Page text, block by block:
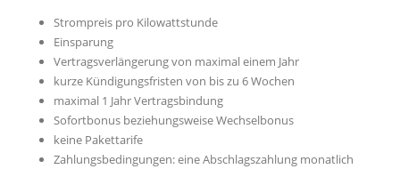
Strompreis pro Kilowattstunde
Einsparung
Vertragsverlängerung von maximal einem Jahr
kurze Kündigungsfristen von bis zu 6 Wochen
maximal 1 Jahr Vertragsbindung
Sofortbonus beziehungsweise Wechselbonus
keine Pakettarife
Zahlungsbedingungen: eine Abschlagszahlung monatlich